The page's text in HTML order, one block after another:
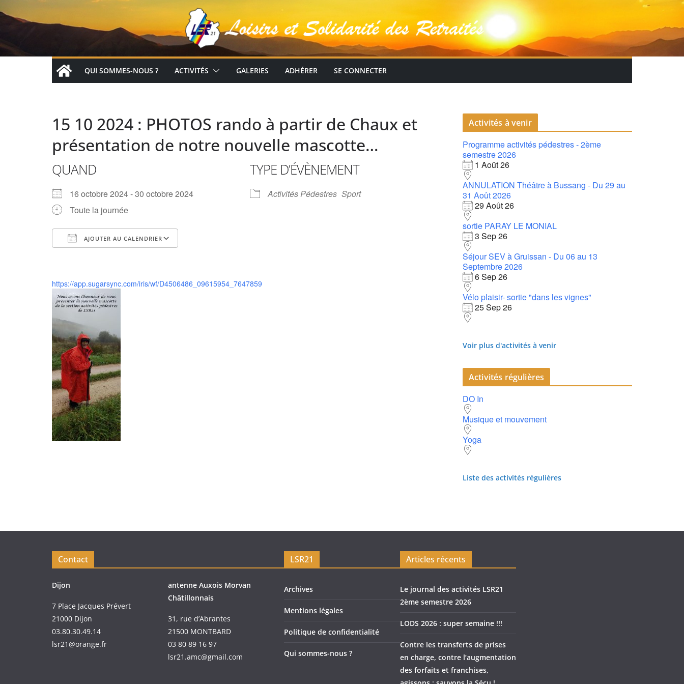
QUI SOMMES-NOUS ? ACTIVITÉS GALERIES ADHÉRER SE CONNECTER
15 10 2024 : PHOTOS rando à partir de Chaux et
présentation de notre nouvelle mascotte…
QUAND
16 octobre 2024 - 30 octobre 2024
Toute la journée
AJOUTER AU CALENDRIER
TYPE D’ÉVÈNEMENT
Activités Pédestres Sport
https://app.sugarsync.com/iris/wf/D4506486_09615954_7647859
Activités à venir
Programme activités pédestres - 2ème
semestre 2026
1 Août 26
ANNULATION Théâtre à Bussang - Du 29 au
31 Août 2026
29 Août 26
sortie PARAY LE MONIAL
3 Sep 26
Séjour SEV à Gruissan - Du 06 au 13
Septembre 2026
6 Sep 26
Vélo plaisir- sortie "dans les vignes"
25 Sep 26
Voir plus d'activités à venir
Activités régulières
DO In
Musique et mouvement
Yoga
Liste des activités régulières
Contact
Dijon
7 Place Jacques Prévert
21000 Dijon
03.80.30.49.14
lsr21@orange.fr
antenne Auxois Morvan
Châtillonnais
31, rue d’Abrantes
21500 MONTBARD
03 80 89 16 97
lsr21.amc@gmail.com
LSR21
Archives
Mentions légales
Politique de confidentialité
Qui sommes-nous ?
Articles récents
Le journal des activités LSR21
2ème semestre 2026
LODS 2026 : super semaine !!!
Contre les transferts de prises
en charge, contre l’augmentation
des forfaits et franchises,